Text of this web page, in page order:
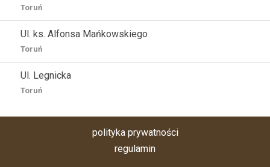
Toruń
Ul. ks. Alfonsa Mańkowskiego
Toruń
Ul. Legnicka
Toruń
polityka prywatności
regulamin